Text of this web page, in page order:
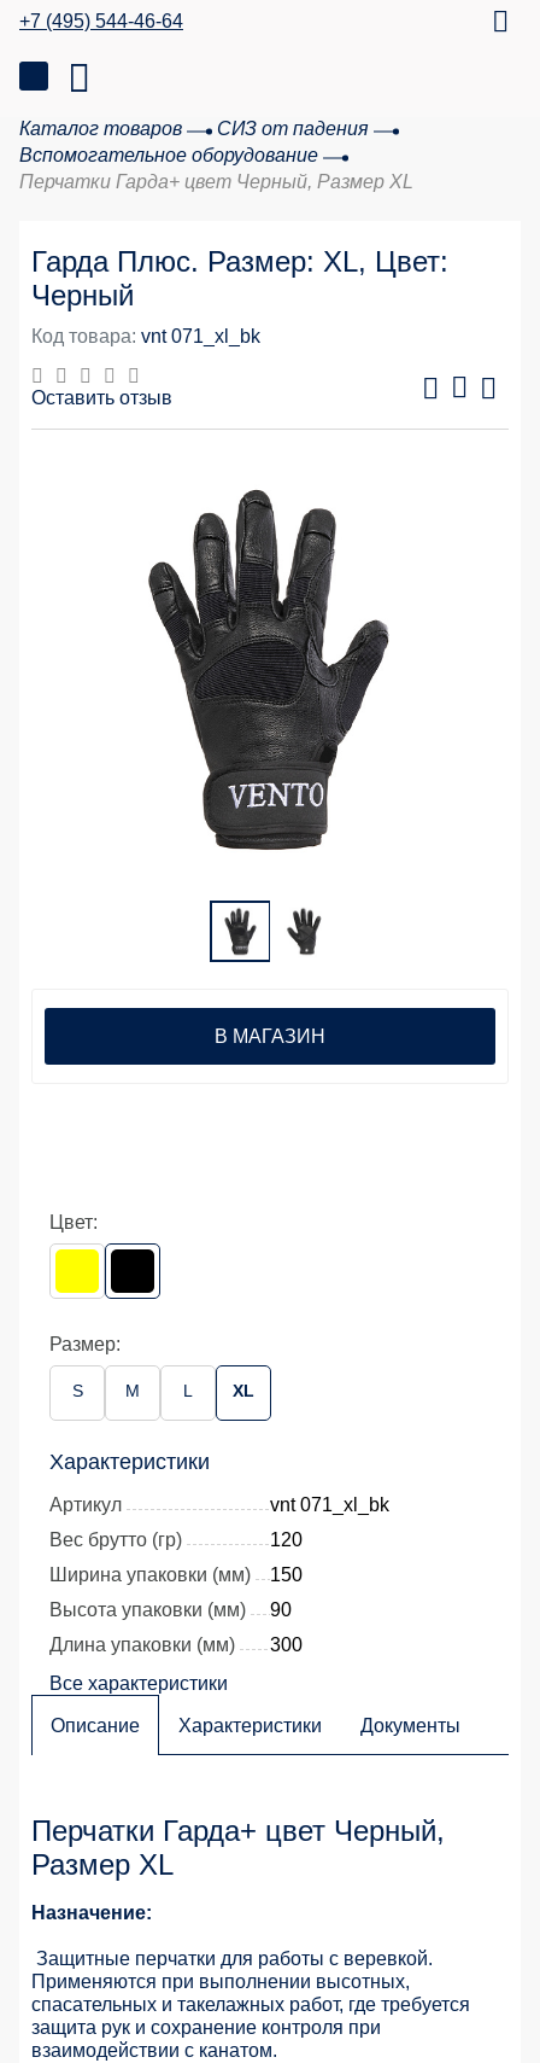
+7 (495) 544-46-64
Каталог товаров
СИЗ от падения
Вспомогательное оборудование
Перчатки Гарда+ цвет Черный, Размер XL
Гарда Плюс. Размер: XL, Цвет:
Черный
Код товара: vnt 071_xl_bk
Оставить отзыв
Цвет:
Размер:
S M L XL
Характеристики
Артикул
vnt 071_xl_bk
Вес брутто (гр)
120
Ширина упаковки (мм)
150
Высота упаковки (мм)
90
Длина упаковки (мм)
300
Все характеристики
В МАГАЗИН
Описание Характеристики Документы
Перчатки Гарда+ цвет Черный,
Размер XL
Назначение:
Защитные перчатки для работы с веревкой.
Применяются при выполнении высотных,
спасательных и такелажных работ, где требуется
защита рук и сохранение контроля при
взаимодействии с канатом.